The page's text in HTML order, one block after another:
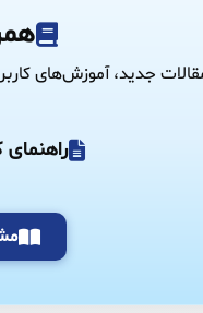
جدید، آموزش‌های